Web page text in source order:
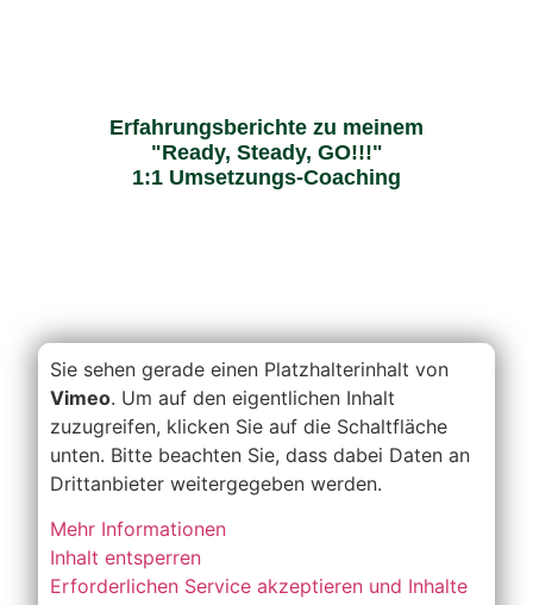
Erfahrungsberichte zu meinem
"Ready, Steady, GO!!!"
1:1 Umsetzungs-Coaching
Sie sehen gerade einen Platzhalterinhalt von
Vimeo. Um auf den eigentlichen Inhalt
zuzugreifen, klicken Sie auf die Schaltfläche
unten. Bitte beachten Sie, dass dabei Daten an
Drittanbieter weitergegeben werden.
Mehr Informationen
Inhalt entsperren
Erforderlichen Service akzeptieren und Inhalte